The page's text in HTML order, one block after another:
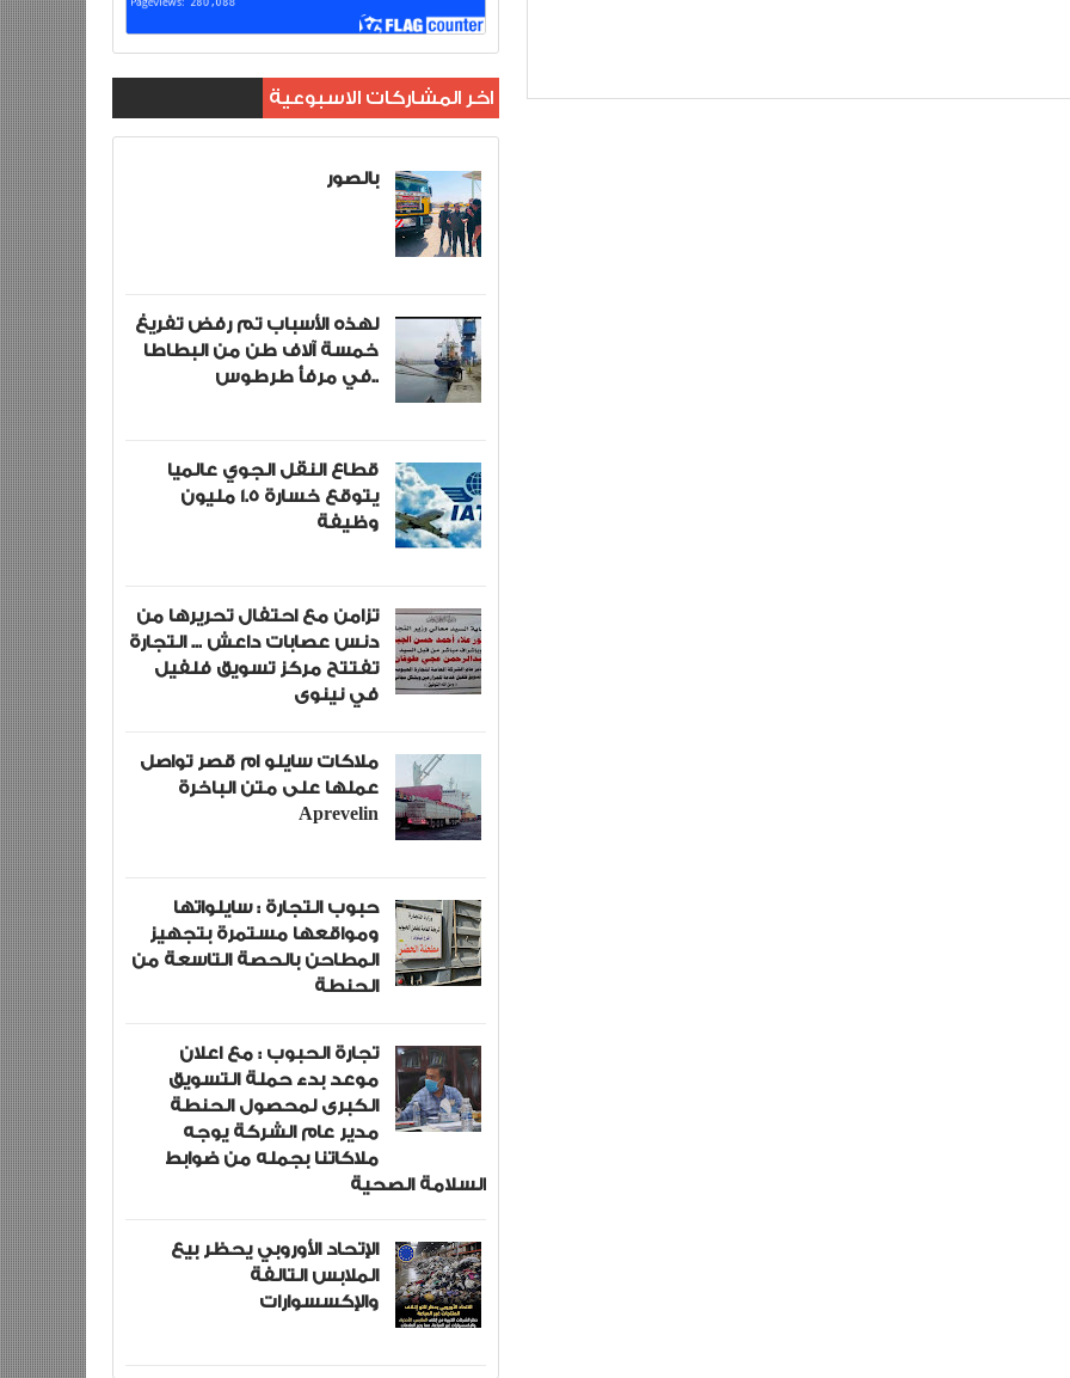
اخر المشاركات الاسبوعية
بالصور
لهذه الأسباب تم رفض تفريغ
خمسة آلاف طن من البطاطا
في مرفأ طرطوس..
قطاع النقل الجوي عالميا
يتوقع خسارة 1.5 مليون
وظيفة
تزامن مع احتفال تحريرها من
دنس عصابات داعش ... التجارة
تفتتح مركز تسويق فلفيل
في نينوى
ملاكات سايلو ام قصر تواصل
عملها على متن الباخرة
Aprevelin
حبوب التجارة : سايلواتها
ومواقعها مستمرة بتجهيز
المطاحن بالحصة التاسعة من
الحنطة
تجارة الحبوب : مع اعلان
موعد بدء حملة التسويق
الكبرى لمحصول الحنطة
مدير عام الشركة يوجه
ملاكاتنا بجمله من ضوابط
السلامة الصحية
الإتحاد الأوروبي يحظر بيع
الملابس التالفة
والإكسسوارات